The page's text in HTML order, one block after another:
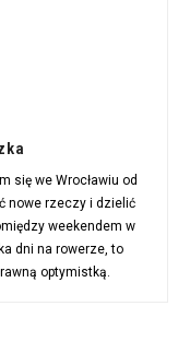
się we Wrocławiu od
nowe rzeczy i dzielić
weekendem w
dni na rowerze, to
optymistką.